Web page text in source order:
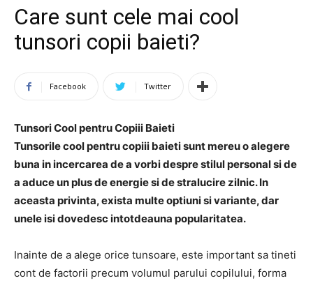
Care sunt cele mai cool
tunsori copii baieti?
Facebook Twitter
Tunsori Cool pentru Copiii Baieti
Tunsorile cool pentru copiii baieti sunt mereu o alegere
buna in incercarea de a vorbi despre stilul personal si de
a aduce un plus de energie si de stralucire zilnic. In
aceasta privinta, exista multe optiuni si variante, dar
unele isi dovedesc intotdeauna popularitatea.
Inainte de a alege orice tunsoare, este important sa tineti
cont de factorii precum volumul parului copilului, forma